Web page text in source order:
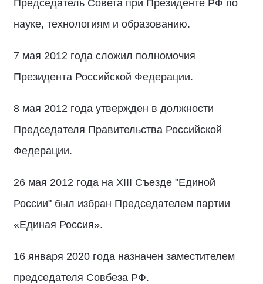
Председатель Совета при Президенте РФ по
науке, технологиям и образованию.
7 мая 2012 года сложил полномочия
Президента Российской Федерации.
8 мая 2012 года утвержден в должности
Председателя Правительства Российской
Федерации.
26 мая 2012 года на XIII Съезде "Единой
России" был избран Председателем партии
«Единая Россия».
16 января 2020 года назначен заместителем
председателя Совбеза РФ.